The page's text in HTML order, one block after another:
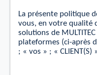
La présente politique
vous, en votre qualité
solutions de
plateformes (ci-après
; « vos » ; « CLIENT(S)